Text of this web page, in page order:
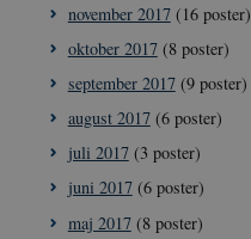
november 2017(16 poster)
oktober 2017(8 poster)
september 2017(9 poster)
august 2017(6 poster)
juli 2017(3 poster)
juni 2017(6 poster)
maj 2017(8 poster)